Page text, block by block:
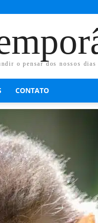
o pensar dos nossos dias
CONTATO